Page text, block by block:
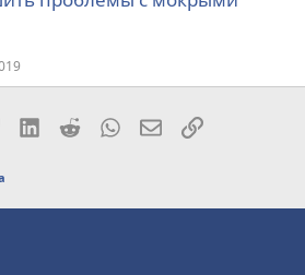
LinkedIn
RedditWhatsAppЭлектронная
Ссылка